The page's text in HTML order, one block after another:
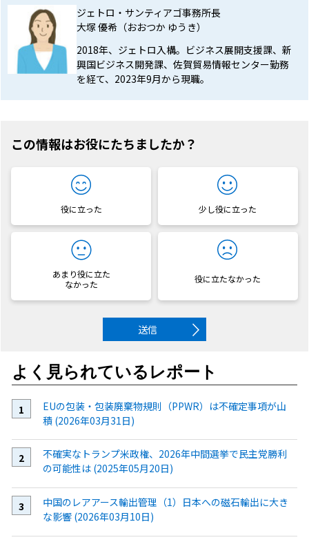
ジェトロ・サンティアゴ事務所長
大塚 優希（おおつか ゆうき）
2018年、ジェトロ入構。ビジネス展開支援課、新
興国ビジネス開発課、佐賀貿易情報センター勤務
を経て、2023年9月から現職。
この情報はお役にたちましたか？
役に立った 少し役に立った
あまり役に立た
なかった
役に立たなかった
送信
よく見られているレポート
EUの包装・包装廃棄物規則（PPWR）は不確定事項が山
積 (2026年03月31日)
不確実なトランプ米政権、2026年中間選挙で民主党勝利
の可能性は (2025年05月20日)
中国のレアアース輸出管理（1）日本への磁石輸出に大き
な影響 (2026年03月10日)